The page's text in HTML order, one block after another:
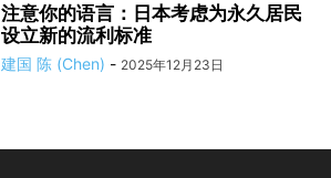
注意你的语言：日本考虑为永久居民
设立新的流利标准
建国 陈 (Chen) - 2025年12月23日